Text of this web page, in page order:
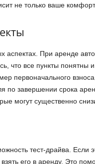
не только ваше
аспектах. При аренде
что все пункты понятны
первоначального
по завершении срока
могут существенно
тест-драйва. Если
его в аренду. Это